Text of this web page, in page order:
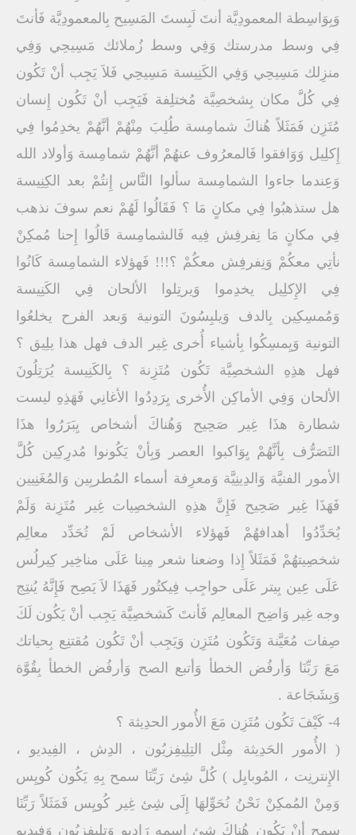
وَبِوَاسِطة المعمودِيَّة أنتَ لَبِستَ المَسِيح بِالمعمودِيَّة فَأنتَ
فِي وسط مدرستك وَفِي وسط زُملائك مَسِيحِي وَفِي
منزِلك مَسِيحِي وَفِي الكَنِيسة مَسِيحِي فَلاَ يَجِب أنْ تَكُون
فِي كُلَّ مكان بِشخصِيَّة مُختلِفة فَيَجِب أنْ تَكُون إِنسان
مُتَزِن فَمَثَلاً هُناكَ شمامِسة طُلِبَ مِنْهُمْ أنَّهُمْ يخدِمُوا فِي
إِكلِيل وَوَافقوا فَالمعرُوف عنهُمْ أنَّهُمْ شمامِسة وَأولاد الله
وَعِندما جاءوا الشمامِسة سألوا النَّاس إِنتُمْ بعد الكِنِيسة
هل ستذهبُوا فِي مكانٍ مَا ؟ فَقَالُوا لَهُمْ نعم سوفَ نذهب
فِي مكانٍ مَا نِفرفِش فِيه فَالشمامِسة قَالُوا إِحنا مُمكِنْ
نأتِي معكُمْ وَنِفرفِش معكُمْ ؟!!! فَهؤلاء الشمامِسة كَانُوا
فِي الإِكلِيل يخدِموا وَيرتِلوا الألحان فِي الكَنِيسة
وَمُمسِكِين بِالدف وَيلبِسُونَ التونية وَبعد الفرح يخلعُوا
التونية وَيِمسِكُوا بِأشياء أُخرى غِير الدف فهل هذا يلِيق ؟
فهل هذِهِ الشخصِيَّة تَكُون مُتَزِنة ؟ بِالكَنِيسة يُرَتِلُونَ
الألحان وَفِي الأماكِن الأُخرى يِرَدِدُوا الأغانِي فَهَذِهِ ليست
شطارة هذَا غِير صَحِيح وَهُناكَ أشخاص يِبَرَرُوا هذَا
التَصَرُّف بِأنَّهُمْ يِوَاكبوا العصر وَبِأنْ يَكُونوا مُدرِكِين كُلَّ
الأمور الفنيَّة وَالدِينِيَّة وَمعرِفة أسماء المُطربِين وَالمُغَنِيين
فَهَذَا غِير صَحِيح فَإِنَّ هذِهِ الشخصِيات غِير مُتَزِنة وَلَمْ
يُحَدِّدُوا أهدافهُمْ فَهؤلاء الأشخاص لَمْ تُحَدِّد معالِم
شخصِيتهُمْ فَمَثَلاً إِذا وضعنا شعر مِينا عَلَى مناخِير كِيرلُس
عَلَى عِين بِيتر عَلَى حواجِب فِيكتُور فَهَذَا لاَ يَصِح فَإِنَّهُ يُنتِج
وجه غِير وَاضِح المعالِم فَأنتَ كَشخصِيَّة يَجِب أنْ يَكُون لَكَ
صِفات مُعَيَّنة وَتَكُون مُتَزِن وَيَجِب أنْ تَكُون مُقتنِع بِحياتك
مَعَ رَبِّنَا وَأرفُض الخطأ وَأتبع الصح وَأرفُض الخطأ بِقُوَّة
وَبِشَجَاعة .
4- كَيْفَ تَكُون مُتَزِن مَعَ الأُمور الحدِيثة ؟
( الأُمور الحَدِيثة مِثْل التِلِيفِزيُون ، الدِش ، الفِيديو ،
الإِنترنِت ، المُوبايِل ) كُلَّ شِئ رَبِّنَا سمح بِهِ يَكُون كُويِس
وَمِنْ المُمكِنْ نَحْنُ نُحَوِّلهَا إِلَى شِئ غِير كُويِس فَمَثَلاً رَبِّنَا
سمح أنْ يَكُون هُناكَ شِئ إِسمه رَاديو وَتِلِيفِزيُون وَفِيديو